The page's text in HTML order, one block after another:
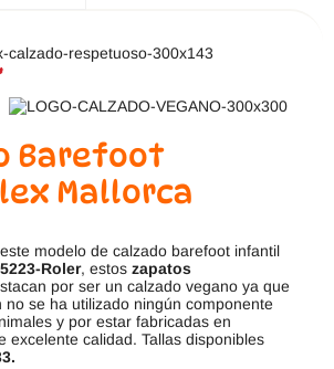
Barefoot
Mallorca
modelo de calzado barefoot infantil
Roler, estos zapatos
por ser un calzado vegano ya que
no se ha utilizado ningún componente
y por estar fabricadas en
excelente calidad. Tallas disponibles